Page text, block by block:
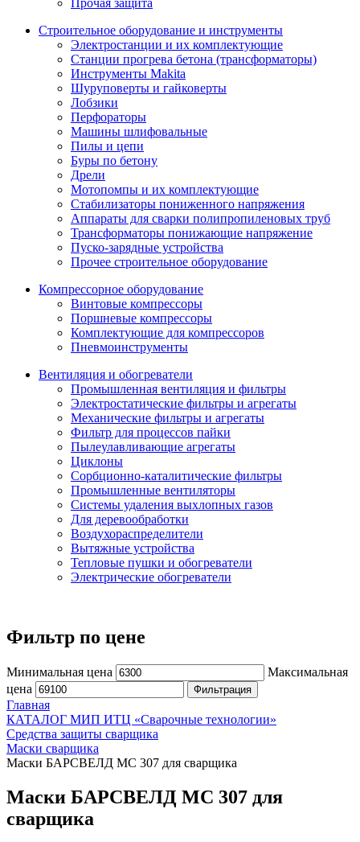
Строительное оборудование и инструменты
Электростанции и их комплектующие
Станции прогрева бетона (трансформаторы)
Инструменты Makita
Шуруповерты и гайковерты
Лобзики
Перфораторы
Машины шлифовальные
Пилы и цепи
Буры по бетону
Дрели
Мотопомпы и их комплектующие
Стабилизаторы пониженного напряжения
Аппараты для сварки полипропиленовых труб
Трансформаторы понижающие напряжение
Пуско-зарядные устройства
Прочее строительное оборудование
Компрессорное оборудование
Винтовые компрессоры
Поршневые компрессоры
Комплектующие для компрессоров
Пневмоинструменты
Вентиляция и обогреватели
Промышленная вентиляция и фильтры
Электростатические фильтры и агрегаты
Механические фильтры и агрегаты
Фильтр для процессов пайки
Пылеулавливающие агрегаты
Циклоны
Сорбционно-каталитические фильтры
Промышленные вентиляторы
Системы удаления выхлопных газов
Для деревообработки
Воздухораспределители
Вытяжные устройства
Тепловые пушки и обогреватели
Электрические обогреватели
Фильтр по цене
Минимальная цена
Максимальная
цена
Фильтрация
Главная
КАТАЛОГ МИП ИТЦ «Сварочные технологии»
Средства защиты сварщика
Маски сварщика
Маски БАРСВЕЛД МС 307 для сварщика
Маски БАРСВЕЛД МС 307 для
сварщика